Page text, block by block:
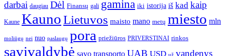
darbai daugiau Dėl Finansų gali gamina iki istorija iš kad kaip
Kaune KaunoLietuvos maisto mano metų miesto mln
moliūgų nei nuo paslaugų pora priežiūros PRIVERSTINAI rinkos
savivaldybė savo transporto UAB USD vandenys